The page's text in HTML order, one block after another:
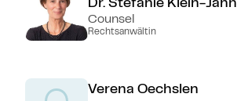
Counsel
Rechtsanwältin
Verena Oechslen